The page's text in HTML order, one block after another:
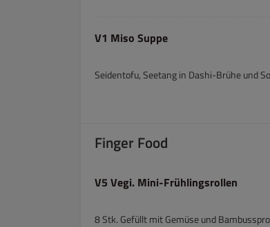
V1 Miso Suppe
Seidentofu, Seetang in Dashi-Brühe und
Finger Food
V5 Vegi. Mini-Frühlingsrollen
8 Stk. Gefüllt mit Gemüse und